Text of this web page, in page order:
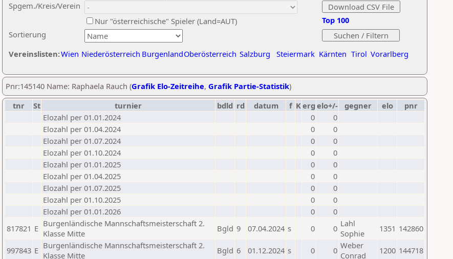
Sortierung
Spgem./Kreis/Verein
Nur "österreichische" Spieler (Land=AUT)
Vereinslisten:Wien Niederösterreich BurgenlandOberösterreich Salzburg Steiermark Kärnten Tirol Vorarlberg
Top 100
Pnr:145140 Name: Raphaela Rauch (Grafik Elo-Zeitreihe, Grafik Partie-Statistik)
tnr
St turnier bdld rd datum f Kerg elo+/- gegner elo
pnr
Elozahl per 01.01.2024
0
0
Elozahl per 01.04.2024
0
0
Elozahl per 01.07.2024
0
0
Elozahl per 01.10.2024
0
0
Elozahl per 01.01.2025
0
0
Elozahl per 01.04.2025
0
0
Elozahl per 01.07.2025
0
0
Elozahl per 01.10.2025
0
0
Elozahl per 01.01.2026
0
0
817821 E Burgenländische Mannschaftsmeisterschaft 2.
Klasse Mitte
Bgld 9 07.04.2024 s 0 0 Lahl
Sophie
1351 142860
997843 E Burgenländische Mannschaftsmeisterschaft 2.
Klasse Mitte
Bgld 6 01.12.2024 s 0 0 Weber
Conrad
1200 144718